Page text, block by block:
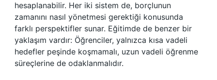
hesaplanabilir. Her iki sistem de, borçlunun
zamanını nasıl yönetmesi gerektiği konusunda
farklı perspektifler sunar. Eğitimde de benzer bir
yaklaşım vardır: Öğrenciler, yalnızca kısa vadeli
hedefler peşinde koşmamalı, uzun vadeli öğrenme
süreçlerine de odaklanmalıdır.